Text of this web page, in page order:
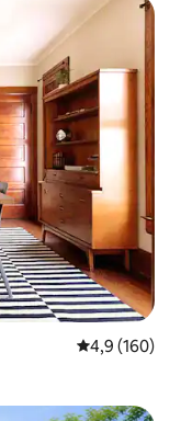
Calificación
4,9 (160)